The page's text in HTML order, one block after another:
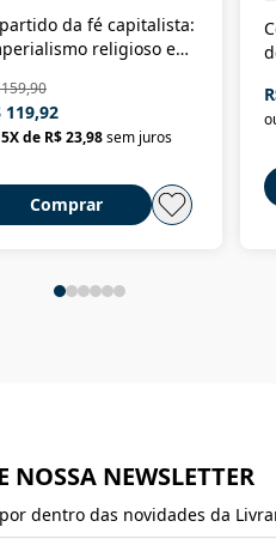
da fé capitalista:
religioso e
119,92
5X de R$ 23,98sem juros
Comprar
NOSSA NEWSLETTER
dentro das novidades da